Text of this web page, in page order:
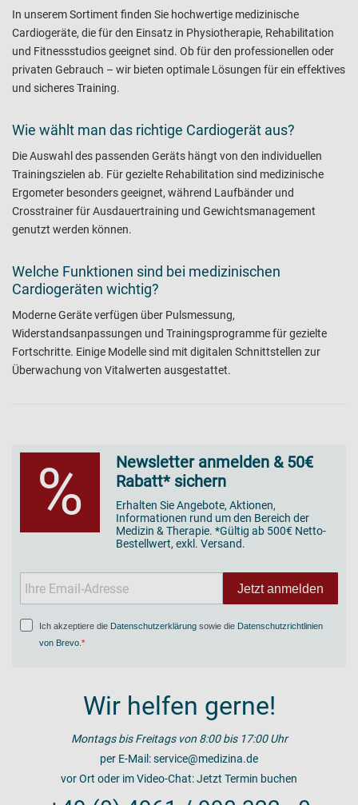
In unserem Sortiment finden Sie hochwertige medizinische
Cardiogeräte, die für den Einsatz in Physiotherapie, Rehabilitation
und Fitnessstudios geeignet sind. Ob für den professionellen oder
privaten Gebrauch – wir bieten optimale Lösungen für ein effektives
und sicheres Training.
Wie wählt man das richtige Cardiogerät aus?
Die Auswahl des passenden Geräts hängt von den individuellen
Trainingszielen ab. Für gezielte Rehabilitation sind medizinische
Ergometer besonders geeignet, während Laufbänder und
Crosstrainer für Ausdauertraining und Gewichtsmanagement
genutzt werden können.
Welche Funktionen sind bei medizinischen
Cardiogeräten wichtig?
Moderne Geräte verfügen über Pulsmessung,
Widerstandsanpassungen und Trainingsprogramme für gezielte
Fortschritte. Einige Modelle sind mit digitalen Schnittstellen zur
Überwachung von Vitalwerten ausgestattet.
%
Newsletter anmelden & 50€
Rabatt* sichern
Erhalten Sie Angebote, Aktionen,
Informationen rund um den Bereich der
Medizin & Therapie. *Gültig ab 500€ Netto-
Bestellwert, exkl. Versand.
Jetzt anmelden
Ich akzeptiere die Datenschutzerklärung sowie die Datenschutzrichtlinien
von Brevo
Wir helfen gerne!
Montags bis Freitags von 8:00 bis 17:00 Uhr
per E-Mail:service@medizina.de
vor Ort oder im Video-Chat:Jetzt Termin buchen